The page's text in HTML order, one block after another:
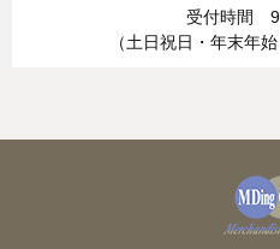
受付時間
（土日祝日・年末年